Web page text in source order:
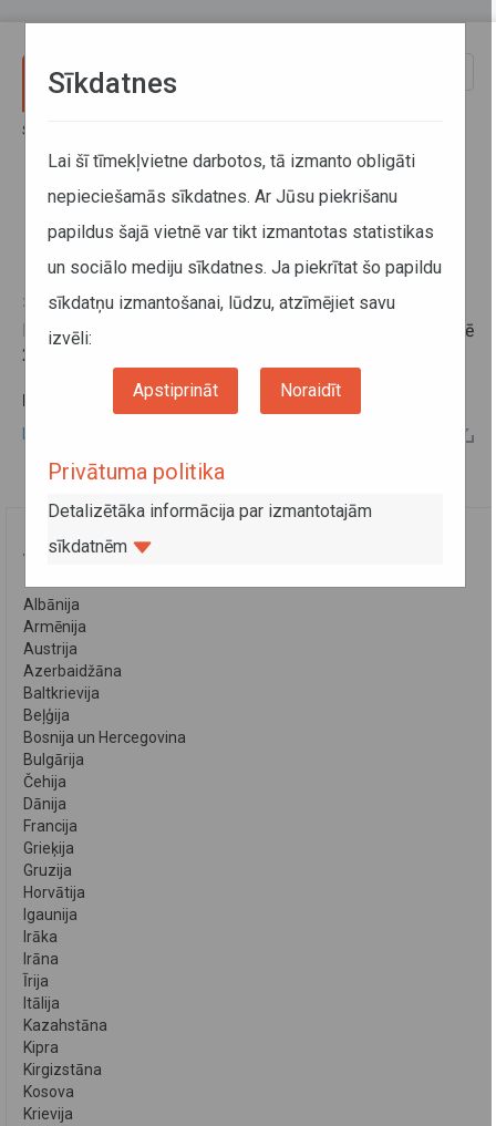
Sākums
Braukšanas ierobežojumi
Portugālē 2025. gadā
23. janvāris 2025
Informāciju par braukšanas ierobežojumiem Portugālē
2025. gadā skatīt zemāk sadaļā "papildu informācija"
PAPILDU INFORMĀCIJA:
VALSTIS
Albānija
Armēnija
Austrija
Azerbaidžāna
Baltkrievija
Beļģija
Bosnija un Hercegovina
Bulgārija
Čehija
Dānija
Francija
Grieķija
Gruzija
Horvātija
Igaunija
Irāka
Irāna
Īrija
Itālija
Kazahstāna
Kipra
Kirgizstāna
Kosova
Krievija
Sīkdatnes
Lai šī tīmekļvietne darbotos, tā izmanto obligāti
nepieciešamās sīkdatnes. Ar Jūsu piekrišanu
papildus šajā vietnē var tikt izmantotas statistikas
un sociālo mediju sīkdatnes. Ja piekrītat šo papildu
sīkdatņu izmantošanai, lūdzu, atzīmējiet savu
izvēli:
Apstiprināt Noraidīt
Privātuma politika
Detalizētāka informācija par izmantotajām
sīkdatnēm